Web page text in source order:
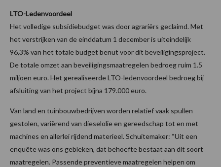
LTO-Ledenvoordeel
Het volledige subsidiebudget was door agrariërs geclaimd. Met
het verstrijken van de einddatum 1 december is uiteindelijk
96,3% van het totale budget benut voor dit beveiligingsproject.
De totale omzet aan beveiligingsmaatregelen bedroeg ruim 1.5
miljoen euro. Het gerealiseerde LTO-ledenvoordeel bedroeg bij
afsluiting van het project bijna 179.000 euro.
Van land en tuinbouwbedrijven worden relatief vaak spullen
gestolen, variërend van dieselolie en gereedschap tot en met
machines en allerlei rijdend materieel. Schuitemaker: “Uit een
enquête was ons gebleken, dat behoefte bestaat aan dit soort
maatregelen. Passende preventieve maatregelen helpen om